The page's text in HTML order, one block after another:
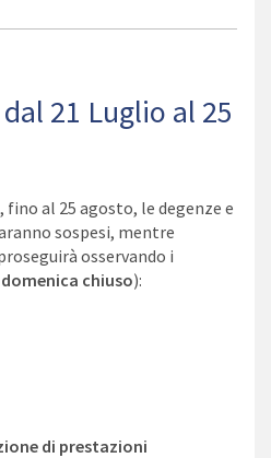
21 Luglio al 25
al 25 agosto, le degenze e
sospesi, mentre
osservando i
chiuso):
di prestazioni